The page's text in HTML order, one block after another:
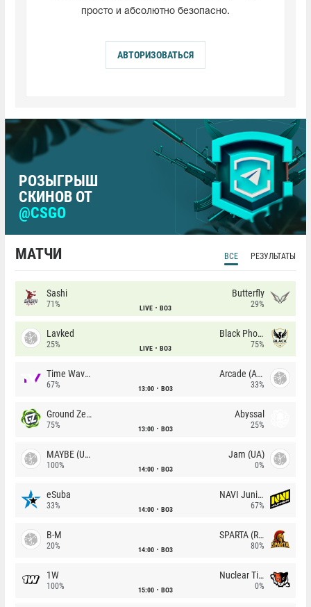
просто и абсолютно безопасно.
АВТОРИЗОВАТЬСЯ
РОЗЫГРЫШ
СКИНОВ ОТ
@CSGO
МАТЧИ ВСЕ РЕЗУЛЬТАТЫ
Sashi
71% LIVE BO3
Butterfly
29%
Lavked
25% LIVE BO3
Black Phoenix
75%
Time Waves
67% 13:00 BO3
Arcade (AU)
33%
Ground Zero
75% 13:00 BO3
Abyssal
25%
MAYBE (UA)
100% 14:00 BO3
Jam (UA)
0%
eSuba
33% 14:00 BO3
NAVI Junior
67%
B-M
20% 14:00 BO3
SPARTA (RU)
80%
1W
100% 15:00 BO3
Nuclear TigeRES
0%